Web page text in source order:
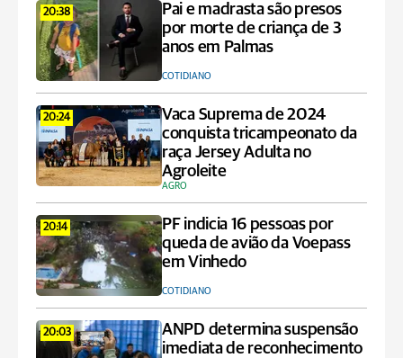
20:38
Pai e madrasta são presos
por morte de criança de 3
anos em Palmas
COTIDIANO
20:24
Vaca Suprema de 2024
conquista tricampeonato da
raça Jersey Adulta no
Agroleite
AGRO
20:14
PF indicia 16 pessoas por
queda de avião da Voepass
em Vinhedo
COTIDIANO
20:03
ANPD determina suspensão
imediata de reconhecimento